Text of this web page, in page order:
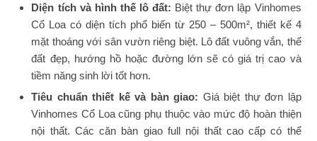
Diện tích và hình thế lô đất: Biệt thự đơn lập Vinhomes
Cổ Loa có diện tích phổ biến từ 250 – 500m², thiết kế 4
mặt thoáng với sân vườn riêng biệt. Lô đất vuông vắn, thế
đất đẹp, hướng hồ hoặc đường lớn sẽ có giá trị cao và
tiềm năng sinh lời tốt hơn.
Tiêu chuẩn thiết kế và bàn giao: Giá biệt thự đơn lập
Vinhomes Cổ Loa cũng phụ thuộc vào mức độ hoàn thiện
nội thất. Các căn bàn giao full nội thất cao cấp có thể